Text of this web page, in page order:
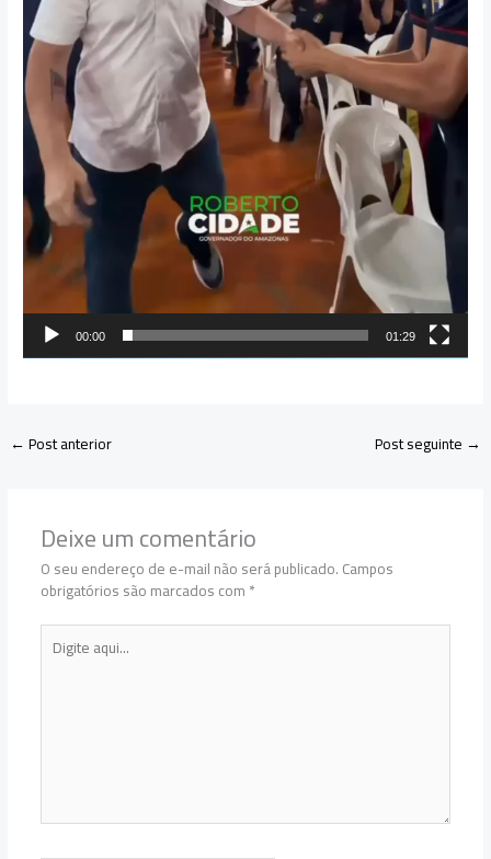
00:00 01:29
←Post anterior Post seguinte →
Deixe um comentário
O seu endereço de e-mail não será publicado.Campos
obrigatórios são marcados com*
Digite
aqui...